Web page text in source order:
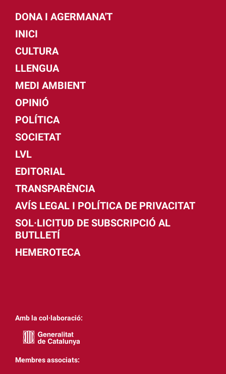
DONA I AGERMANA'T
INICI
CULTURA
LLENGUA
MEDI AMBIENT
OPINIÓ
POLÍTICA
SOCIETAT
LVL
EDITORIAL
TRANSPARÈNCIA
AVÍS LEGAL I POLÍTICA DE PRIVACITAT
SOL·LICITUD DE SUBSCRIPCIÓ AL
BUTLLETÍ
HEMEROTECA
Amb la col·laboració:
Membres associats: